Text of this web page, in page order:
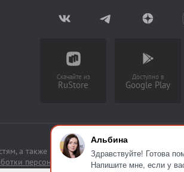
Альбина
Здравствуйте! Готова
Напишите мне, если у
Скачайте из
RuStore
Доступно в
Google Play
а также накапливать статистическую
персональных данных